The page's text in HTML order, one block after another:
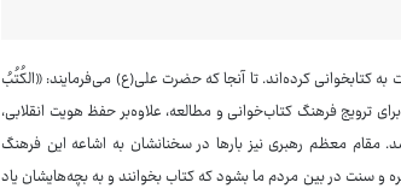
کتابخوانی کرده‌اند. تا آنجا که حضرت علی(ع) می‌فرمایند: «الکُتُبُ
ترویج فرهنگ کتاب‌خوانی و مطالعه، علاوه‌بر حفظ هویت انقلابی،
معظم رهبری نیز بارها در سخنانشان به اشاعه این فرهنگ
و سنت در بین مردم ما بشود که کتاب بخوانند و به بچه‌هایشان یاد